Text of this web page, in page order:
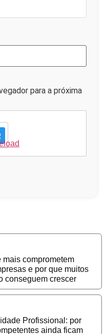
para a próxima
mais comprometem
e por que muitos
conseguem crescer
Profissional: por
ainda ficam